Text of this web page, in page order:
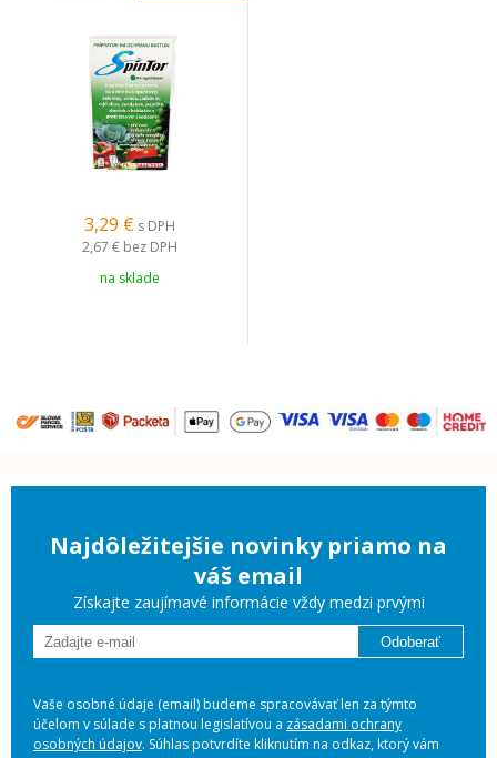
3,29 € s DPH
2,67 € bez DPH
na sklade
Najdôležitejšie novinky priamo na
váš email
Získajte zaujímavé informácie vždy medzi prvými
Odoberať
Vaše osobné údaje (email) budeme spracovávať len za týmto
účelom v súlade s platnou legislatívou a zásadami ochrany
osobných údajov. Súhlas potvrdíte kliknutím na odkaz, ktorý vám